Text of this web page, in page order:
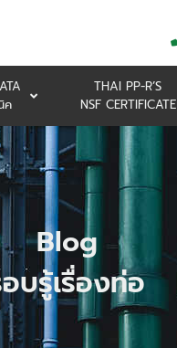
ค
THAI PP-R’S
NSF CERTIFICATE
Blog
บรู้เรื่องท่อ